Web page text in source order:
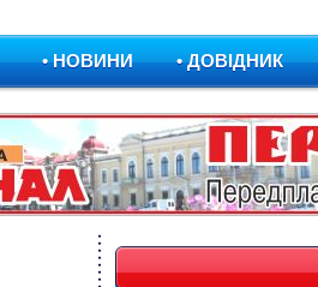
• НОВИНИ • ДОВІДНИК